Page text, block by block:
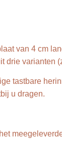
van 4 cm
drie varianten
tastbare
u dragen.